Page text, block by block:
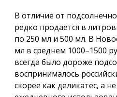
В отличие от
редко продается в
по 250 мл и 500 мл. В
мл в среднем 1000–1500
всегда было дороже
воспринималось
скорее как деликатес, а